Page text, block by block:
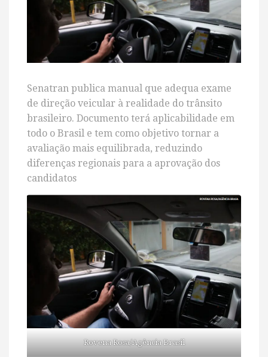
Senatran publica manual que adequa exame
de direção veicular à realidade do trânsito
brasileiro. Documento terá aplicabilidade em
todo o Brasil e tem como objetivo tornar a
avaliação mais equilibrada, reduzindo
diferenças regionais para a aprovação dos
candidatos
Rovena Rosa/Agência Brasil